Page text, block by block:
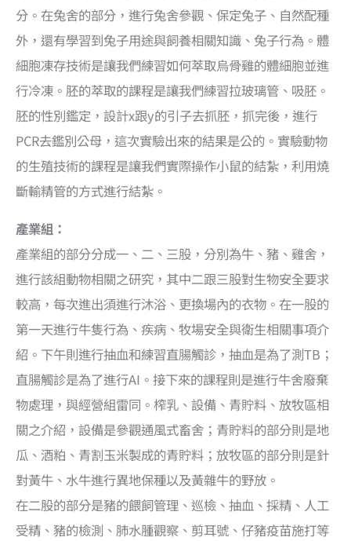
分。在兔舍的部分，進行兔舍參觀、保定兔子、自然配種
外，還有學習到兔子用途與飼養相關知識、兔子行為。體
細胞凍存技術是讓我們練習如何萃取烏骨雞的體細胞並進
行冷凍。胚的萃取的課程是讓我們練習拉玻璃管、吸胚。
胚的性別鑑定，設計x跟y的引子去抓胚，抓完後，進行
PCR去鑑別公母，這次實驗出來的結果是公的。實驗動物
的生殖技術的課程是讓我們實際操作小鼠的結紮，利用燒
斷輸精管的方式進行結紮。
產業組：
產業組的部分分成一、二、三股，分別為牛、豬、雞舍，
進行該組動物相關之研究，其中二跟三股對生物安全要求
較高，每次進出須進行沐浴、更換場內的衣物。在一股的
第一天進行牛隻行為、疾病、牧場安全與衛生相關事項介
紹。下午則進行抽血和練習直腸觸診，抽血是為了測TB；
直腸觸診是為了進行AI。接下來的課程則是進行牛舍廢棄
物處理，與經營組雷同。榨乳、設備、青貯料、放牧區相
關之介紹，設備是參觀通風式畜舍；青貯料的部分則是地
瓜、酒粕、青割玉米製成的青貯料；放牧區的部分則是針
對黃牛、水牛進行異地保種以及黃雜牛的野放。
在二股的部分是豬的餵飼管理、巡檢、抽血、採精、人工
受精、豬的檢測、肺水腫觀察、剪耳號、仔豬疫苗施打等